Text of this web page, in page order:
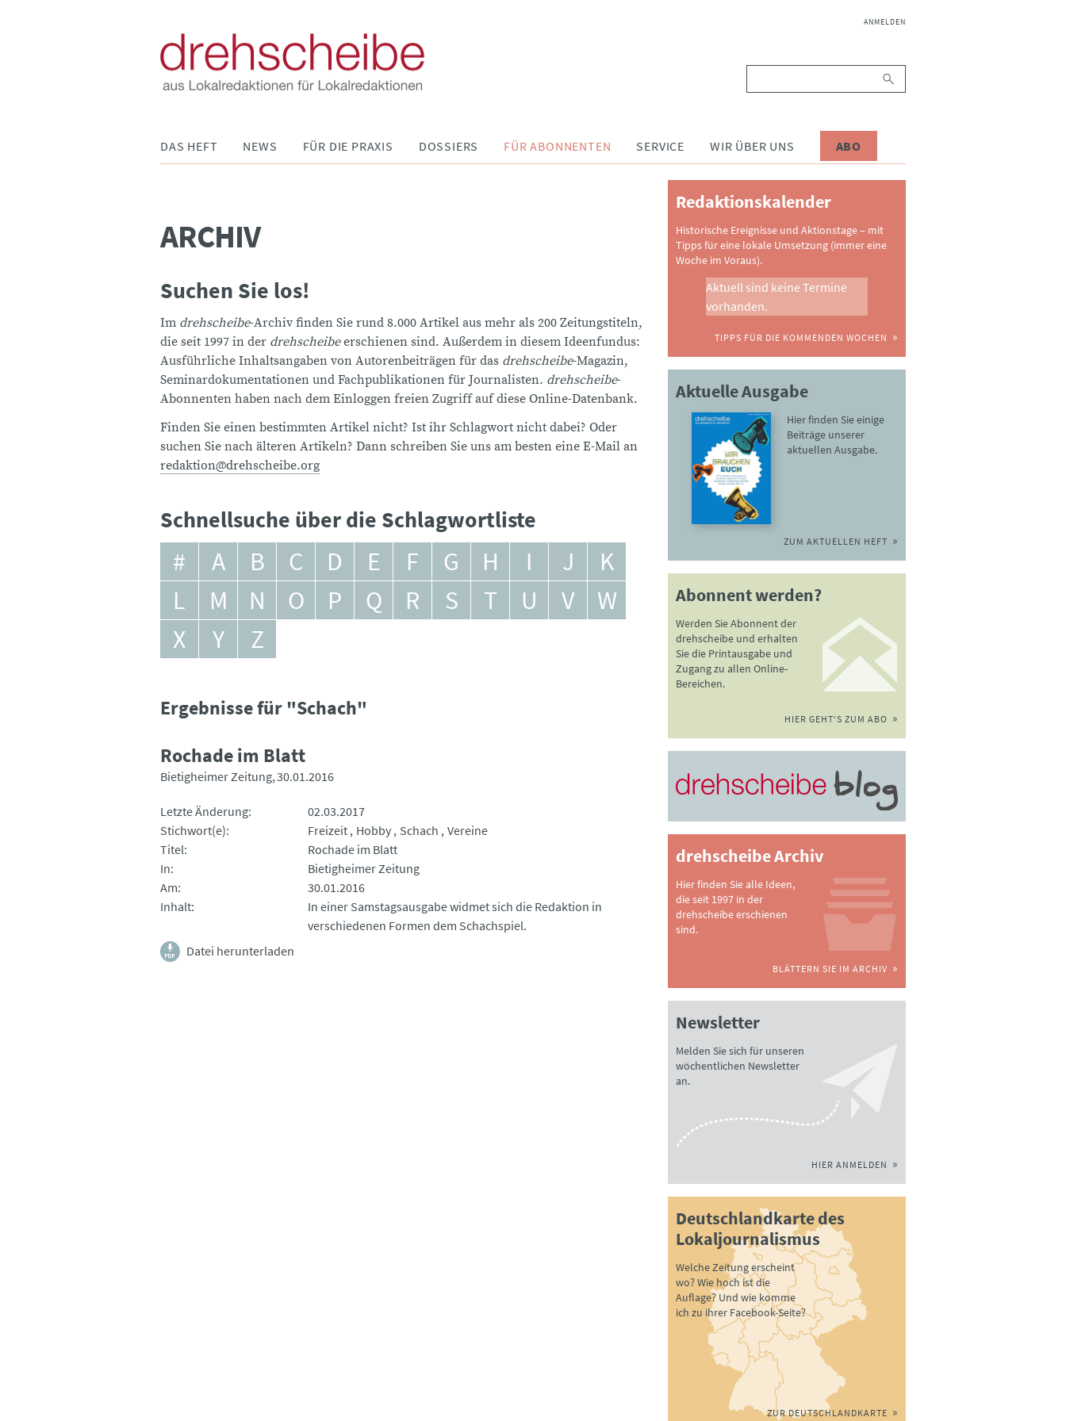
NAVIGATION
ANMELDEN
DAS HEFT NEWS FÜR DIE PRAXIS DOSSIERS FÜR ABONNENTEN SERVICE WIR ÜBER UNS ABO
ARCHIV
Suchen Sie los!
Im drehscheibe-Archiv finden Sie rund 8.000 Artikel aus mehr als 200 Zeitungstiteln,
die seit 1997 in der drehscheibeerschienen sind. Außerdem in diesem Ideenfundus:
Ausführliche Inhaltsangaben von Autorenbeiträgen für das drehscheibe-Magazin,
Seminardokumentationen und Fachpublikationen für Journalisten. drehscheibe-
Abonnenten haben nach dem Einloggen freien Zugriff auf diese Online-Datenbank.
Finden Sie einen bestimmten Artikel nicht? Ist ihr Schlagwort nicht dabei? Oder
suchen Sie nach älteren Artikeln? Dann schreiben Sie uns am besten eine E-Mail an
redaktion@drehscheibe.org
Schnellsuche über die Schlagwortliste
# A B C D E F G H I J
K
L
M N O P Q R S T U V
W
X
Y Z
Ergebnisse für "Schach"
Rochade im Blatt
Bietigheimer Zeitung 30.01.2016
Letzte Änderung
02.03.2017
Stichwort(e)
Freizeit Hobby Schach Vereine
Titel
Rochade im Blatt
In
Bietigheimer Zeitung
Am
30.01.2016
Inhalt
In einer Samstagsausgabe widmet sich die Redaktion in
verschiedenen Formen dem Schachspiel.
Datei herunterladen
Redaktionskalender
Historische Ereignisse und Aktionstage – mit
Tipps für eine lokale Umsetzung (immer eine
Woche im Voraus).
Aktuell sind keine Termine
vorhanden.
TIPPS FÜR DIE KOMMENDEN WOCHEN
Aktuelle Ausgabe
Hier finden Sie einige
Beiträge unserer
aktuellen Ausgabe.
ZUM AKTUELLEN HEFT
Abonnent werden?
Werden Sie Abonnent der
drehscheibe und erhalten
Sie die Printausgabe und
Zugang zu allen Online-
Bereichen.
HIER GEHT'S ZUM ABO
drehscheibe Archiv
Hier finden Sie alle Ideen,
die seit 1997 in der
drehscheibe erschienen
sind.
BLÄTTERN SIE IM ARCHIV
Newsletter
Melden Sie sich für unseren
wöchentlichen Newsletter
an.
HIER ANMELDEN
Deutschlandkarte des
Lokaljournalismus
Welche Zeitung erscheint
wo? Wie hoch ist die
Auflage? Und wie komme
ich zu ihrer Facebook-Seite?
ZUR DEUTSCHLANDKARTE